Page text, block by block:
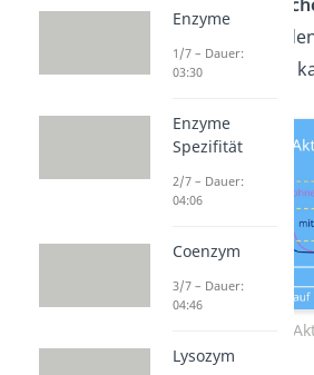
überwunden
Reaktion ablaufen
Biokatalysator –
Enzyme
1/7 – Dauer:
03:30
Enzyme
Spezifität
2/7 – Dauer:
04:06
Coenzym
3/7 – Dauer:
04:46
Lysozym